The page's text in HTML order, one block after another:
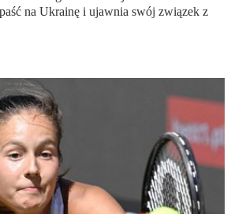
na Ukrainę i ujawnia swój związek z